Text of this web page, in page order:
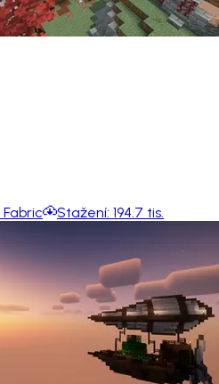
Fabric Stažení: 194.7 tis.